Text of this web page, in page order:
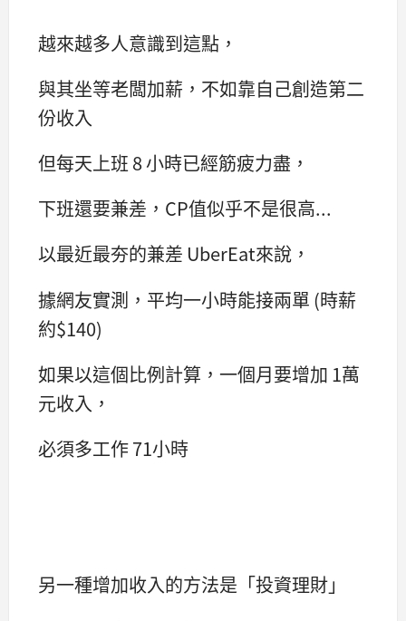
越來越多人意識到這點，
與其坐等老闆加薪，不如靠自己創造第二
份收入
但每天上班 8 小時已經筋疲力盡，
下班還要兼差，CP值似乎不是很高...
以最近最夯的兼差 UberEat來說，
據網友實測，平均一小時能接兩單 (時薪
約$140)
如果以這個比例計算，一個月要增加 1萬
元收入，
必須多工作 71小時
另一種增加收入的方法是「投資理財」